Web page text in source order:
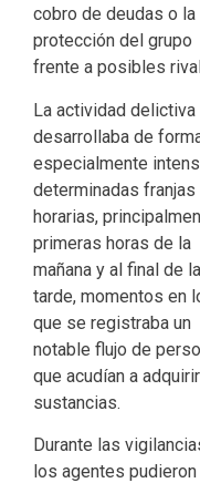
cobro de deudas o la
protección del grupo
frente a posibles
La actividad delictiva
desarrollaba de
especialmente
determinadas franjas
horarias,
primeras horas de la
mañana y al final de la
tarde, momentos en
que se registraba un
notable flujo de
que acudían a
sustancias.
Durante las
los agentes pudieron